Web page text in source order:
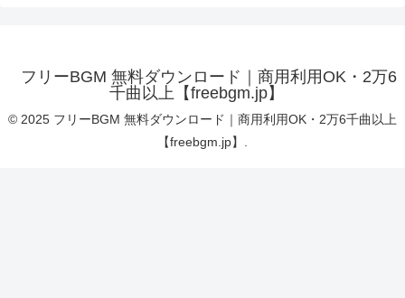
フリーBGM 無料ダウンロード｜商用利用OK・2万6
千曲以上【freebgm.jp】
© 2025 フリーBGM 無料ダウンロード｜商用利用OK・2万6千曲以上
【freebgm.jp】.